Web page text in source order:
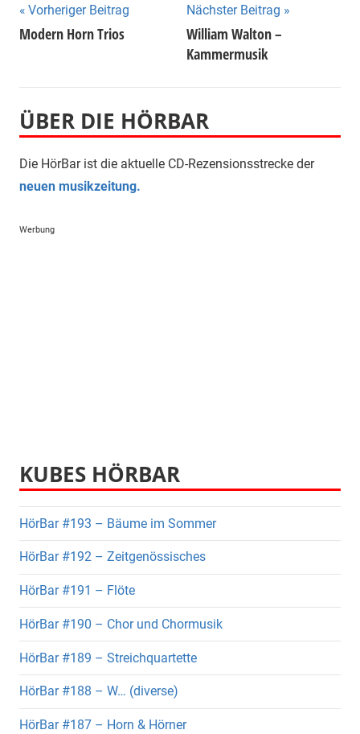
Beitragsnavigation
Vorheriger Beitrag
Modern Horn Trios
Nächster Beitrag
William Walton –
Kammermusik
ÜBER DIE HÖRBAR
Die HörBar ist die aktuelle CD-Rezensionsstrecke der
neuen musikzeitung.
Werbung
KUBES HÖRBAR
HörBar #193 – Bäume im Sommer
HörBar #192 – Zeitgenössisches
HörBar #191 – Flöte
HörBar #190 – Chor und Chormusik
HörBar #189 – Streichquartette
HörBar #188 – W… (diverse)
HörBar #187 – Horn & Hörner